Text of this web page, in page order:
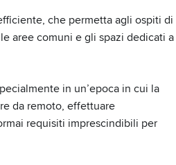
che permetta agli ospiti di
aree comuni e gli spazi dedicati a
in un’epoca in cui la
da remoto, effettuare
requisiti imprescindibili per